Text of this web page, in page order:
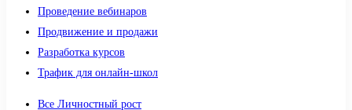
Проведение вебинаров
Продвижение и продажи
Разработка курсов
Трафик для онлайн-школ
Все Личностный рост